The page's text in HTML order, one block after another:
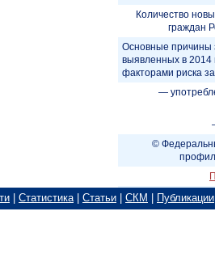
Количество
граждан
Основные причины
выявленных в 2014
факторами риска
—
©
Статистика| Статьи СКМ Публикации